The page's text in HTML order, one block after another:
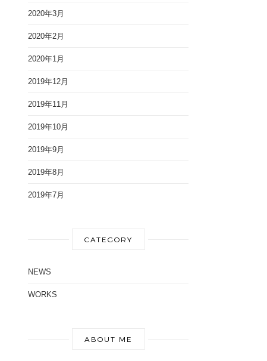
2020年3月
2020年2月
2020年1月
2019年12月
2019年11月
2019年10月
2019年9月
2019年8月
2019年7月
CATEGORY
NEWS
WORKS
ABOUT ME